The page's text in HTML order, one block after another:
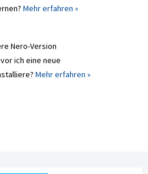
Mehr erfahren »
Nero-Version
ich eine neue
Mehr erfahren »